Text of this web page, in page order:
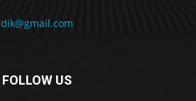
FOLLOW US